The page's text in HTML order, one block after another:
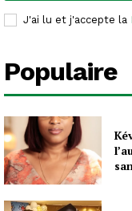
J'ai lu et j'accepte la
Populaire